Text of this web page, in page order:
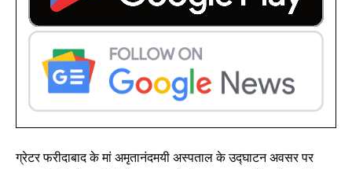
ग्रेटर फरीदाबाद के मां अमृतानंदमयी अस्पताल के उद्घाटन अवसर पर